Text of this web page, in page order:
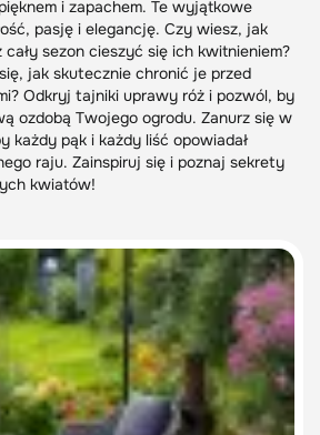
i zapachem. Te wyjątkowe
pasję i elegancję. Czy wiesz, jak
sezon cieszyć się ich kwitnieniem?
jak skutecznie chronić je przed
Odkryj tajniki uprawy róż i pozwól, by
ozdobą Twojego ogrodu. Zanurz się w
każdy pąk i każdy liść opowiadał
raju. Zainspiruj się i poznaj sekrety
kwiatów!